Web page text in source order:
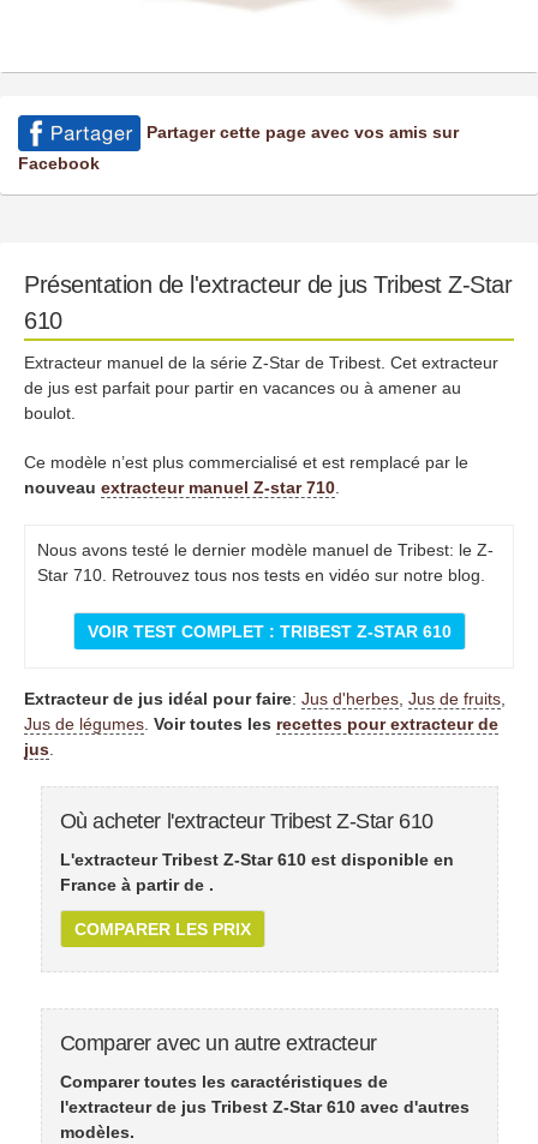
Partager cette page avec vos amis sur
Facebook
Présentation de l'extracteur de jus Tribest Z-Star
610
Extracteur manuel de la série Z-Star de Tribest. Cet extracteur
de jus est parfait pour partir en vacances ou à amener au
boulot.
Ce modèle n’est plus commercialisé et est remplacé par le
nouveau extracteur manuel Z-star 710
Nous avons testé le dernier modèle manuel de Tribest: le Z-
Star 710. Retrouvez tous nos tests en vidéo sur notre blog.
VOIR TEST COMPLET : TRIBEST Z-STAR 610
Extracteur de jus idéal pour faire: Jus d'herbes Jus de fruits
Jus de légumes Voir toutes les recettes pour extracteur de
jus
Où acheter l'extracteur Tribest Z-Star 610
L'extracteur Tribest Z-Star 610 est disponible en
France à partir de .
COMPARER LES PRIX
Comparer avec un autre extracteur
Comparer toutes les caractéristiques de
l'extracteur de jus Tribest Z-Star 610 avec d'autres
modèles.